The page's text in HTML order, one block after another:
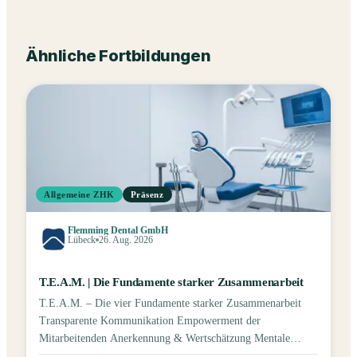
Ähnliche Fortbildungen
Allgemeine ZHK Präsenz
Flemming Dental GmbH
Lübeck 26. Aug. 2026
T.E.A.M. | Die Fundamente starker Zusammenarbeit
T.E.A.M. – Die vier Fundamente starker Zusammenarbeit
Transparente Kommunikation Empowerment der
Mitarbeitenden Anerkennung & Wertschätzung Mentale